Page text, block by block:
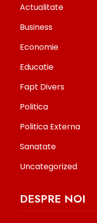
Actualitate
Business
Economie
Educatie
Fapt Divers
Politica
Politica Externa
Sanatate
Uncategorized
DESPRE NOI